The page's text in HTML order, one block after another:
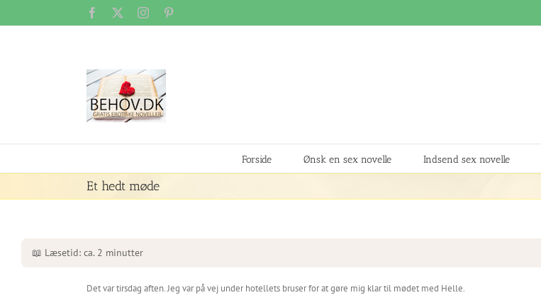
Facebook Instagram
Forside Ønsk en sex novelle Indsend sex novelle
Et hedt møde
📖 Læsetid: ca. 2 minutter
Det var tirsdag aften. Jeg var på vej under hotellets bruser for at gøre mig klar til mødet med Helle.